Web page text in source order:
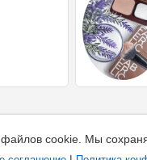
cookie. Мы